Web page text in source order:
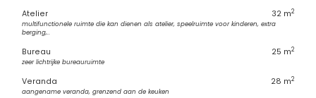
Atelier 32 m2
multifunctionele ruimte die kan dienen als atelier, speelruimte voor kinderen, extra
berging,..
Bureau 25 m2
zeer lichtrijke bureauruimte
Veranda 28 m2
aangename veranda, grenzend aan de keuken